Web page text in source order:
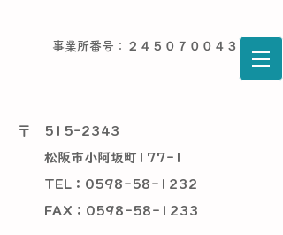
事業所番号：２４５０７００４３６
〒
515-2343
松阪市小阿坂町177-1
TEL：0598-58-1232
​ FAX：0598-58-1233